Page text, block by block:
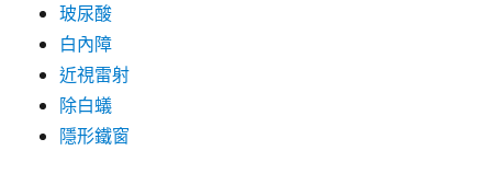
玻尿酸
白內障
近視雷射
除白蟻
隱形鐵窗